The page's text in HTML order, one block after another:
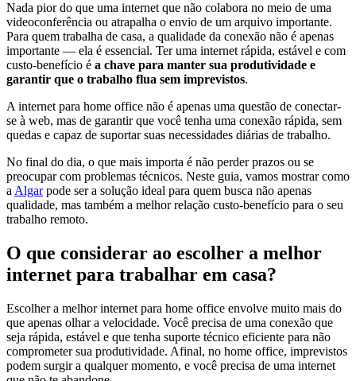
Nada pior do que uma internet que não colabora no meio de uma
videoconferência ou atrapalha o envio de um arquivo importante.
Para quem trabalha de casa, a qualidade da conexão não é apenas
importante — ela é essencial. Ter uma internet rápida, estável e com
custo-benefício é a chave para manter sua produtividade e
garantir que o trabalho flua sem imprevistos.
A internet para home office não é apenas uma questão de conectar-
se à web, mas de garantir que você tenha uma conexão rápida, sem
quedas e capaz de suportar suas necessidades diárias de trabalho.
No final do dia, o que mais importa é não perder prazos ou se
preocupar com problemas técnicos. Neste guia, vamos mostrar como
a Algarpode ser a solução ideal para quem busca não apenas
qualidade, mas também a melhor relação custo-benefício para o seu
trabalho remoto.
O que considerar ao escolher a melhor
internet para trabalhar em casa?
Escolher a melhor internet para home office envolve muito mais do
que apenas olhar a velocidade. Você precisa de uma conexão que
seja rápida, estável e que tenha suporte técnico eficiente para não
comprometer sua produtividade. Afinal, no home office, imprevistos
podem surgir a qualquer momento, e você precisa de uma internet